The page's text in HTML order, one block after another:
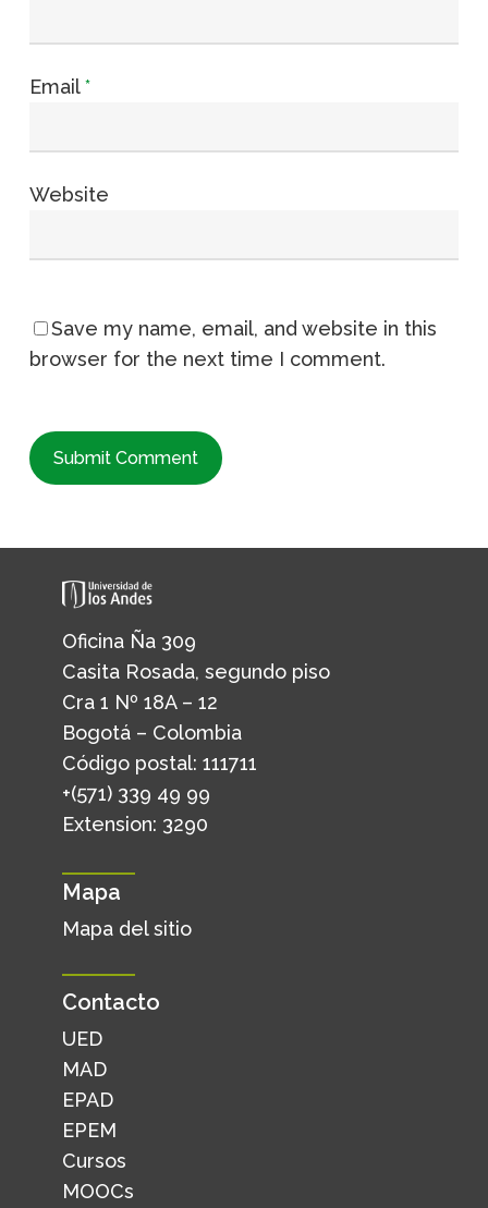
Email*
Website
Save my name, email, and website in this
browser for the next time I comment.
Oficina Ña 309
Casita Rosada, segundo piso
Cra 1 Nº 18A – 12
Bogotá – Colombia
Código postal: 111711
+(571) 339 49 99
Extension: 3290
Mapa
Mapa del sitio
Contacto
UED
MAD
EPAD
EPEM
Cursos
MOOCs